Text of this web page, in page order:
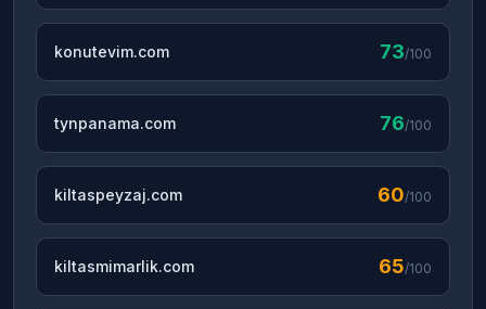
konutevim.com 73/100
tynpanama.com 76/100
kiltaspeyzaj.com 60/100
kiltasmimarlik.com 65/100